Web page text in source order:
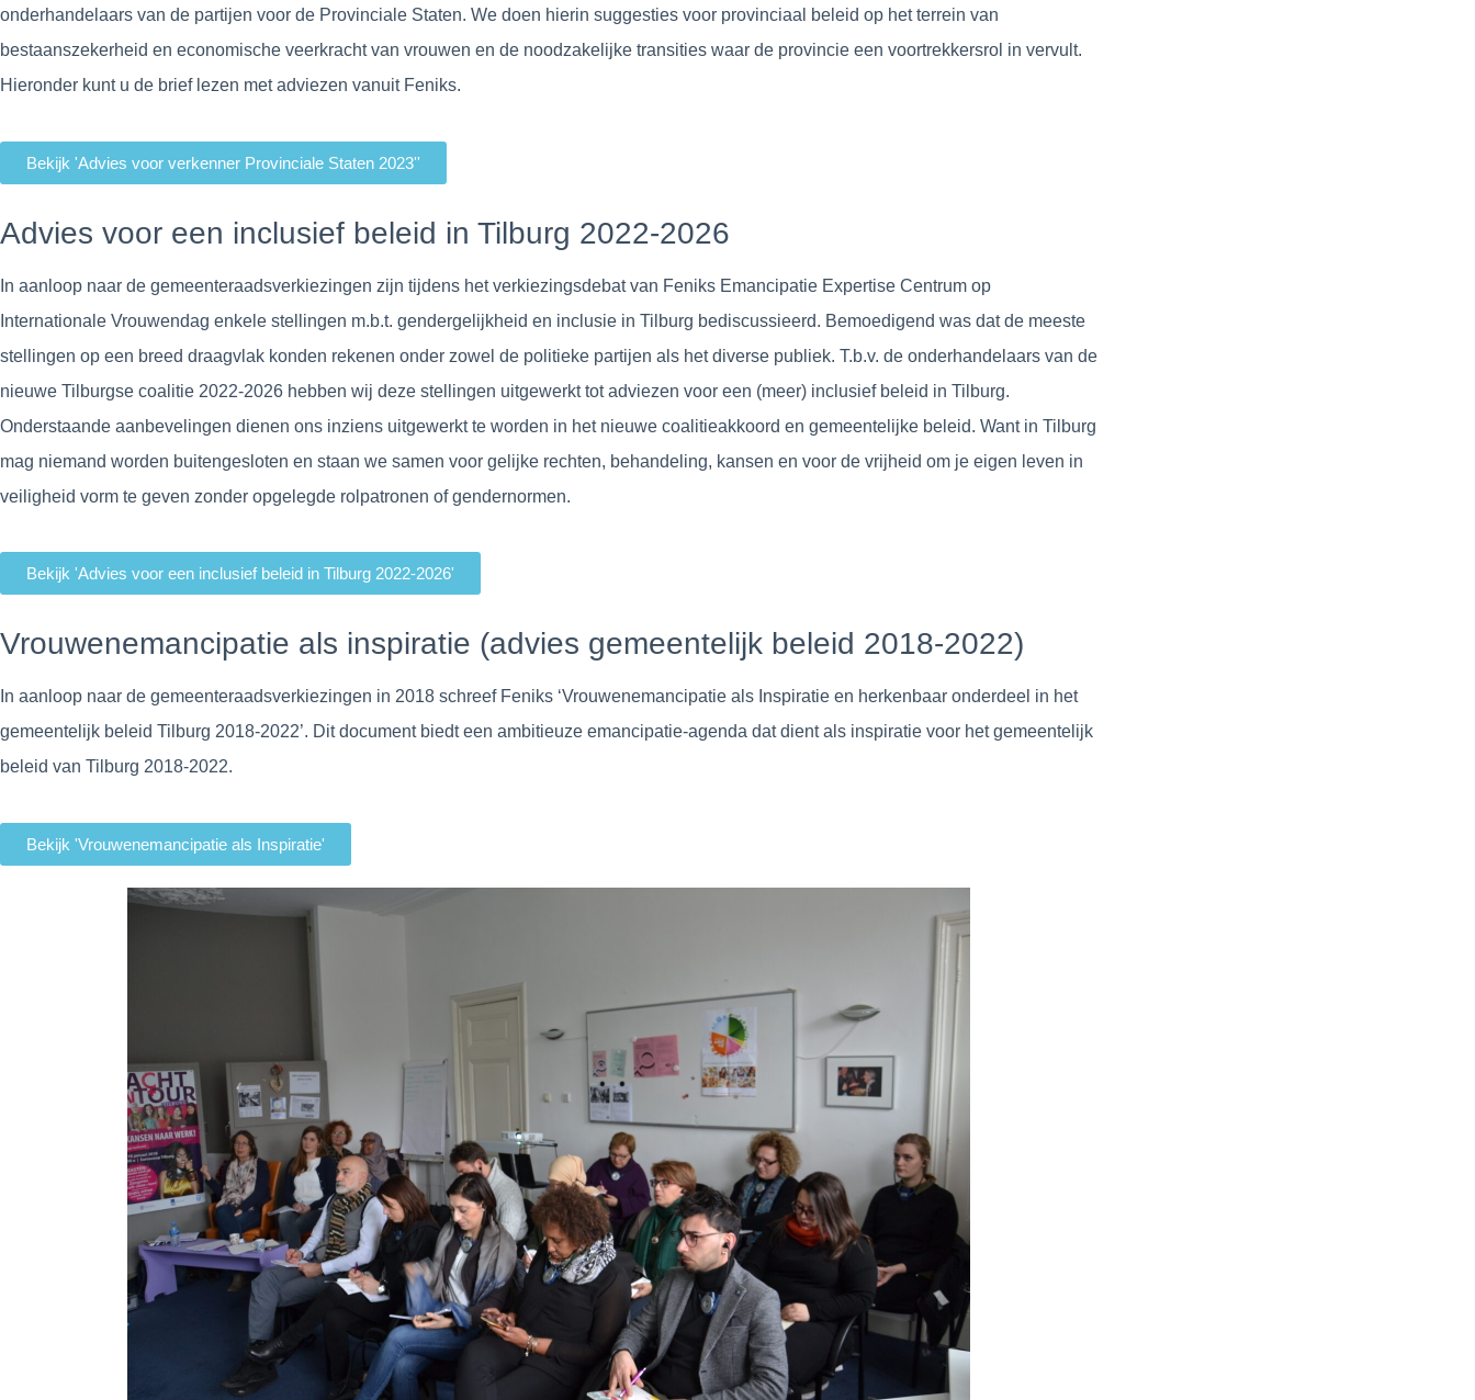
onderhandelaars van de partijen voor de Provinciale Staten. We doen hierin suggesties voor provinciaal beleid op het terrein van
bestaanszekerheid en economische veerkracht van vrouwen en de noodzakelijke transities waar de provincie een voortrekkersrol in vervult.
Hieronder kunt u de brief lezen met adviezen vanuit Feniks.
Bekijk 'Advies voor verkenner Provinciale Staten 2023''
Advies voor een inclusief beleid in Tilburg 2022-2026
In aanloop naar de gemeenteraadsverkiezingen zijn tijdens het verkiezingsdebat van Feniks Emancipatie Expertise Centrum op
Internationale Vrouwendag enkele stellingen m.b.t. gendergelijkheid en inclusie in Tilburg bediscussieerd. Bemoedigend was dat de meeste
stellingen op een breed draagvlak konden rekenen onder zowel de politieke partijen als het diverse publiek. T.b.v. de onderhandelaars van de
nieuwe Tilburgse coalitie 2022-2026 hebben wij deze stellingen uitgewerkt tot adviezen voor een (meer) inclusief beleid in Tilburg.
Onderstaande aanbevelingen dienen ons inziens uitgewerkt te worden in het nieuwe coalitieakkoord en gemeentelijke beleid. Want in Tilburg
mag niemand worden buitengesloten en staan we samen voor gelijke rechten, behandeling, kansen en voor de vrijheid om je eigen leven in
veiligheid vorm te geven zonder opgelegde rolpatronen of gendernormen.
Bekijk 'Advies voor een inclusief beleid in Tilburg 2022-2026'
Vrouwenemancipatie als inspiratie (advies gemeentelijk beleid 2018-2022)
In aanloop naar de gemeenteraadsverkiezingen in 2018 schreef Feniks ‘Vrouwenemancipatie als Inspiratie en herkenbaar onderdeel in het
gemeentelijk beleid Tilburg 2018-2022’. Dit document biedt een ambitieuze emancipatie-agenda dat dient als inspiratie voor het gemeentelijk
beleid van Tilburg 2018-2022.
Bekijk 'Vrouwenemancipatie als Inspiratie'